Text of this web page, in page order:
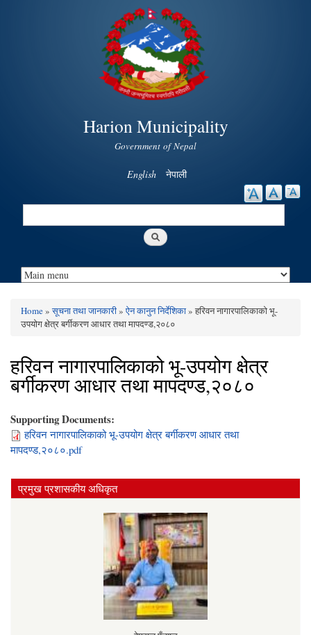
Skip to
main
content
Harion Municipality
Government of Nepal
English नेपाली
Search
You are here
Home»सूचना तथा जानकारी»ऐन कानुन निर्देशिका» हरिवन नागारपालिकाको भू-
उपयोग क्षेत्र बर्गीकरण आधार तथा मापदण्ड,२०८०
हरिवन नागारपालिकाको भू-उपयोग क्षेत्र
बर्गीकरण आधार तथा मापदण्ड,२०८०
Supporting Documents:
हरिवन नागारपालिकाको भू-उपयोग क्षेत्र बर्गीकरण आधार तथा
मापदण्ड,२०८०.pdf
प्रमुख प्रशासकीय अधिकृत